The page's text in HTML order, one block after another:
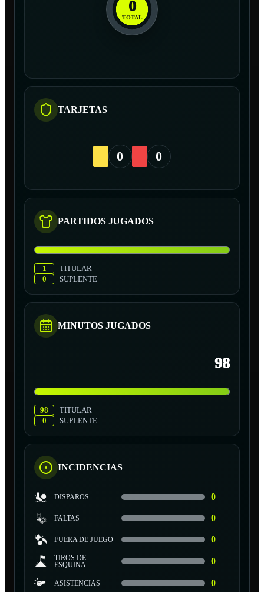
0
TOTAL
TARJETAS
0 0
PARTIDOS JUGADOS
1
TITULAR
0
SUPLENTE
MINUTOS JUGADOS
98
98
TITULAR
0
SUPLENTE
INCIDENCIAS
DISPAROS 0
FALTAS 0
FUERA DE JUEGO 0
TIROS DE
ESQUINA
0
ASISTENCIAS 0